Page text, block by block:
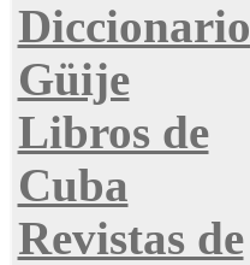
Diccionario
Güije
Libros de
Cuba
Revistas de